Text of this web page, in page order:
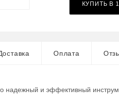
КУПИТЬ В
Оплата
надежный и эффективный